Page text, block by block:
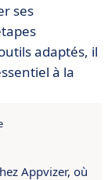
ses
adaptés, il
à la
Appvizer, où